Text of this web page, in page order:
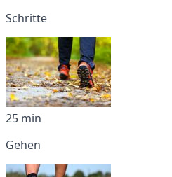
Schritte
25 min
Gehen